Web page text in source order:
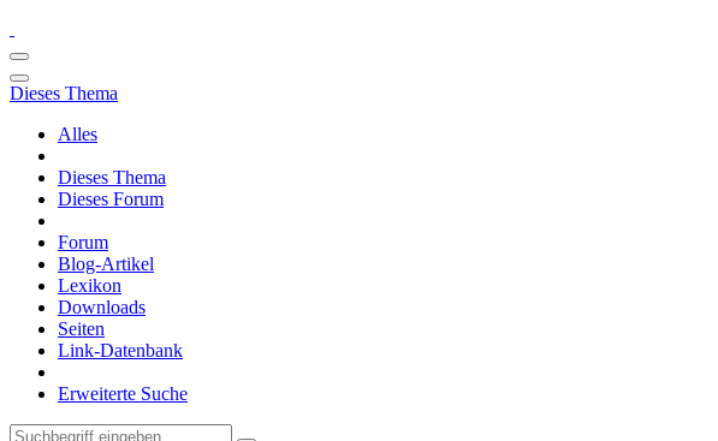
Dieses Thema
Alles
Dieses Thema
Dieses Forum
Forum
Blog-Artikel
Lexikon
Downloads
Seiten
Link-Datenbank
Erweiterte Suche